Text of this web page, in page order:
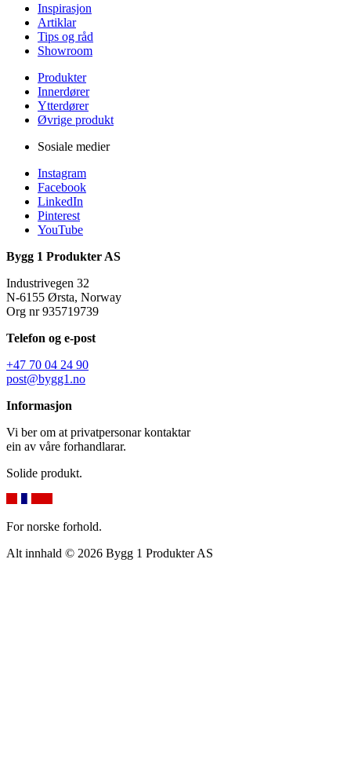
Inspirasjon
Artiklar
Tips og råd
Showroom
Produkter
Innerdører
Ytterdører
Øvrige produkt
Sosiale medier
Instagram
Facebook
LinkedIn
Pinterest
YouTube
Bygg 1 Produkter AS
Industrivegen 32
N-6155 Ørsta, Norway
Org nr 935719739
Telefon og e-post
+47 70 04 24 90
post@bygg1.no
Informasjon
Vi ber om at privatpersonar kontaktar
ein av våre forhandlarar.
Solide produkt.
For norske forhold.
Alt innhald © 2026 Bygg 1 Produkter AS